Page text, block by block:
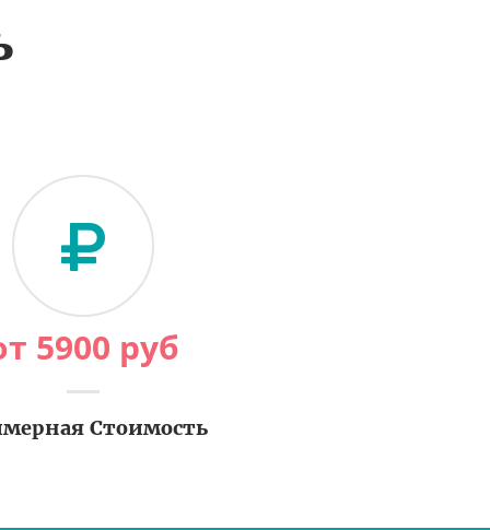
5900 руб
Стоимость